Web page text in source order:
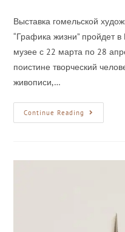
Выставка гомельской
“Графика жизни” пройдет
музее с 22 марта по 28
поистине творческий
живописи,…
Continue Reading